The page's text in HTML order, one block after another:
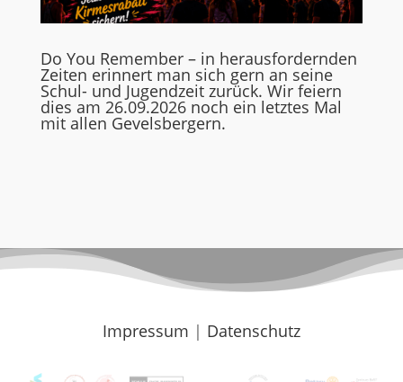
Do You Remember – in herausfordernden
Zeiten erinnert man sich gern an seine
Schul- und Jugendzeit zurück. Wir feiern
dies am 26.09.2026 noch ein letztes Mal
mit allen Gevelsbergern.
Impressum | Datenschutz